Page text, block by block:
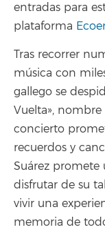
entradas para
plataforma
Tras recorrer
música con
gallego se
Vuelta»,
concierto
recuerdos y
Suárez
disfrutar de su
vivir una
memoria de